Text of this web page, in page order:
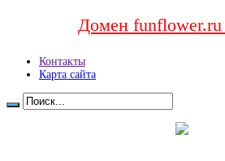
Домен funflower.ru
Контакты
Карта сайта